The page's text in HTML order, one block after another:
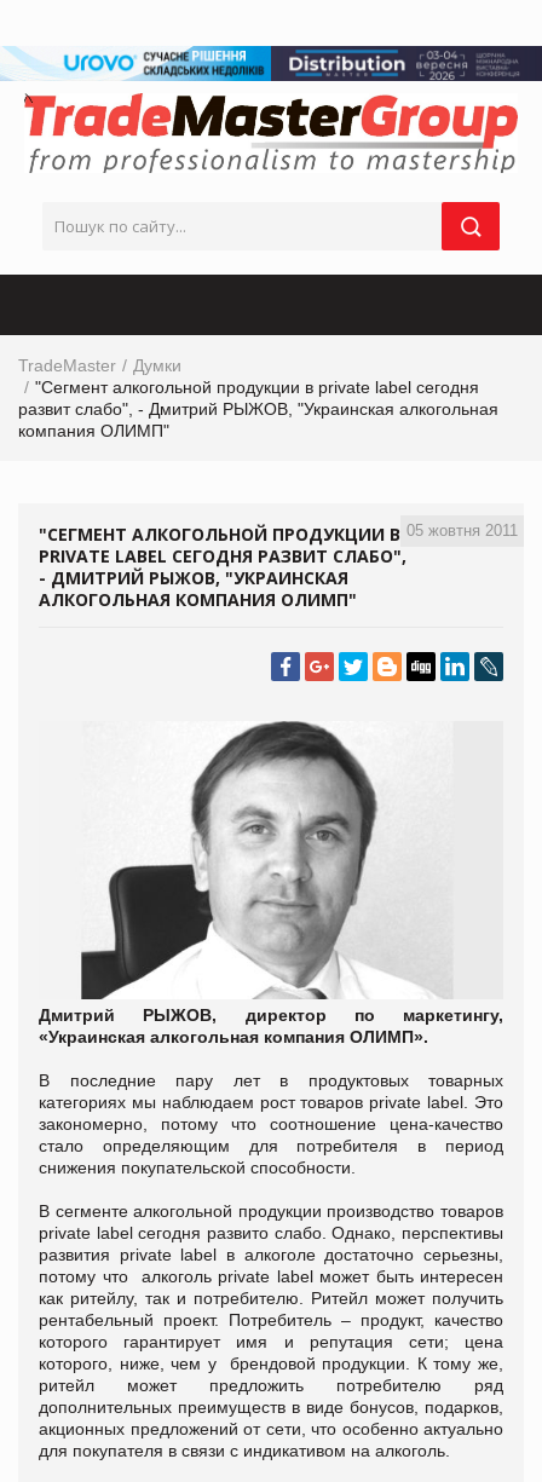
TradeMaster
Думки
"Сегмент алкогольной продукции в private label сегодня
развит слабо", - Дмитрий РЫЖОВ, "Украинская алкогольная
компания ОЛИМП"
05 жовтня 2011
"СЕГМЕНТ АЛКОГОЛЬНОЙ ПРОДУКЦИИ В
PRIVATE LABEL СЕГОДНЯ РАЗВИТ СЛАБО",
- ДМИТРИЙ РЫЖОВ, "УКРАИНСКАЯ
АЛКОГОЛЬНАЯ КОМПАНИЯ ОЛИМП"
Дмитрий РЫЖОВ, директор по маркетингу,
«Украинская алкогольная компания ОЛИМП».
В последние пару лет в продуктовых товарных
категориях мы наблюдаем рост товаров private label. Это
закономерно, потому что соотношение цена-качество
стало определяющим для потребителя в период
снижения покупательской способности.
В сегменте алкогольной продукции производство товаров
private label сегодня развито слабо. Однако, перспективы
развития private label в алкоголе достаточно серьезны,
потому что алкоголь private label может быть интересен
как ритейлу, так и потребителю. Ритейл может получить
рентабельный проект. Потребитель – продукт, качество
которого гарантирует имя и репутация сети; цена
которого, ниже, чем у брендовой продукции. К тому же,
ритейл может предложить потребителю ряд
дополнительных преимуществ в виде бонусов, подарков,
акционных предложений от сети, что особенно актуально
для покупателя в связи с индикативом на алкоголь.